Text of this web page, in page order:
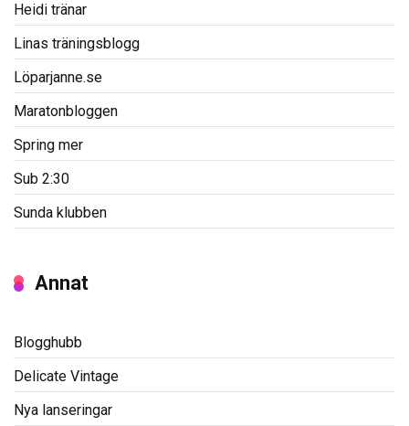
Heidi tränar
Linas träningsblogg
Löparjanne.se
Maratonbloggen
Spring mer
Sub 2:30
Sunda klubben
Annat
Blogghubb
Delicate Vintage
Nya lanseringar